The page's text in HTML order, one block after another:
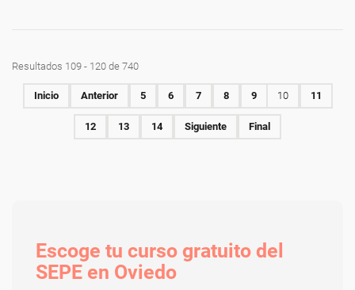
Resultados 109 - 120 de 740
Inicio Anterior 5 6 7 8 9 10 11
12 13 14 Siguiente Final
Escoge tu curso gratuito del
SEPE en Oviedo